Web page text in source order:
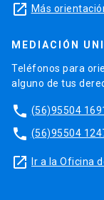
launch Más
MEDIACIÓN
Teléfonos para
alguno de tus
phone (56)95504
phone (56)95504
launch Ir a la Oficina